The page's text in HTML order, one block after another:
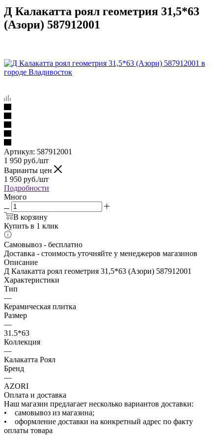
Д Калакатта роял геометрия 31,5*63
(Азори) 587912001
Артикул: 587912001
1 950 руб./шт
Варианты цен
1 950 руб./шт
Подробности
Много
В корзину
Купить в 1 клик
Самовывоз - бесплатно
Доставка - стоимость уточняйте у менеджеров магазинов
Описание
Д Калакатта роял геометрия 31,5*63 (Азори) 587912001
Характеристики
Тип
—
Керамическая плитка
Размер
—
31.5*63
Коллекция
—
Калакатта Роял
Бренд
—
AZORI
Оплата и доставка
Наш магазин предлагает несколько вариантов доставки:
• самовывоз из магазина;
• оформление доставки на конкретный адрес по факту
оплаты товара